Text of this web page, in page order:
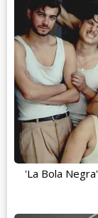
'La Bola